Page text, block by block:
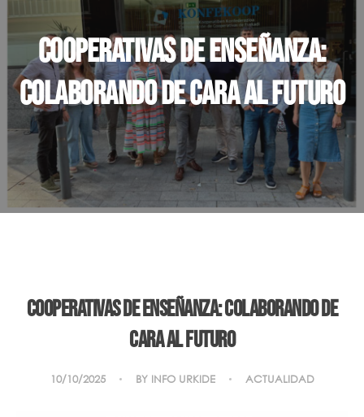
Cooperativas de enseñanza:
colaborando de cara al futuro
Cooperativas de enseñanza: colaborando de
cara al futuro
10/10/2025 BY INFO URKIDE ACTUALIDAD